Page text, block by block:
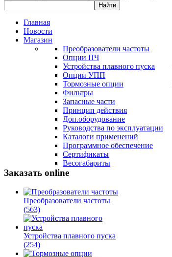
Главная
Новости
Магазин
Преобразователи частоты
Опции ПЧ
Устройства плавного пуска
Опции УПП
Тормозные опции
Фильтры
Запасные части
Принцип действия
Доп.оборудование
Руководства по эксплуатации
Каталоги применений
Программное обеспечение
Сертификаты
Весогабариты
Заказать online
Преобразователи частоты
(563)
Устройства плавного пуска
(254)